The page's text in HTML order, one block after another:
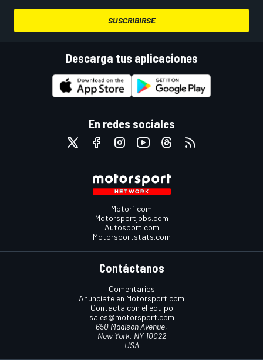
SUSCRIBIRSE
Descarga tus aplicaciones
En redes sociales
Motor1.com
Motorsportjobs.com
Autosport.com
Motorsportstats.com
Contáctanos
Comentarios
Anúnciate en Motorsport.com
Contacta con el equipo
sales@motorsport.com
650 Madison Avenue,
New York, NY 10022
USA